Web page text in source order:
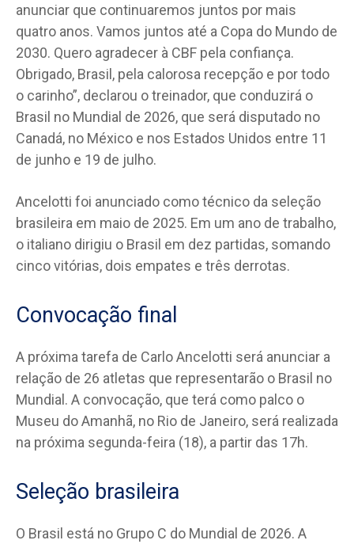
anunciar que continuaremos juntos por mais
quatro anos. Vamos juntos até a Copa do Mundo de
2030. Quero agradecer à CBF pela confiança.
Obrigado, Brasil, pela calorosa recepção e por todo
o carinho”, declarou o treinador, que conduzirá o
Brasil no Mundial de 2026, que será disputado no
Canadá, no México e nos Estados Unidos entre 11
de junho e 19 de julho.
Ancelotti foi anunciado como técnico da seleção
brasileira em maio de 2025. Em um ano de trabalho,
o italiano dirigiu o Brasil em dez partidas, somando
cinco vitórias, dois empates e três derrotas.
Convocação final
A próxima tarefa de Carlo Ancelotti será anunciar a
relação de 26 atletas que representarão o Brasil no
Mundial. A convocação, que terá como palco o
Museu do Amanhã, no Rio de Janeiro, será realizada
na próxima segunda-feira (18), a partir das 17h.
Seleção brasileira
O Brasil está no Grupo C do Mundial de 2026. A